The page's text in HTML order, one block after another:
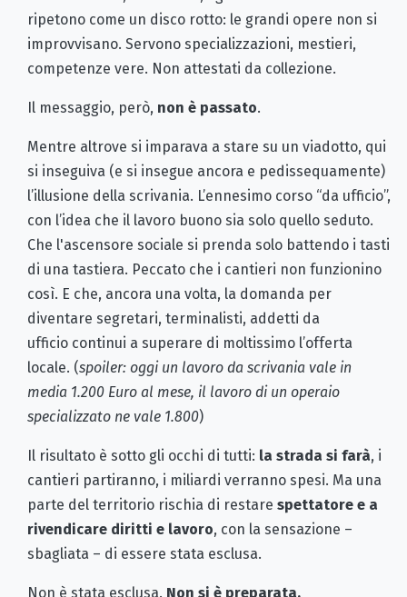
ripetono come un disco rotto: le grandi opere non si
improvvisano. Servono specializzazioni, mestieri,
competenze vere. Non attestati da collezione.
Il messaggio, però, non è passato.
Mentre altrove si imparava a stare su un viadotto, qui
si inseguiva (e si insegue ancora e pedissequamente)
l’illusione della scrivania. L’ennesimo corso “da ufficio”,
con l’idea che il lavoro buono sia solo quello seduto.
Che l'ascensore sociale si prenda solo battendo i tasti
di una tastiera. Peccato che i cantieri non funzionino
così. E che, ancora una volta, la domanda per
diventare segretari, terminalisti, addetti da
ufficio continui a superare di moltissimo l’offerta
locale. (spoiler: oggi un lavoro da scrivania vale in
media 1.200 Euro al mese, il lavoro di un operaio
specializzato ne vale 1.800)
Il risultato è sotto gli occhi di tutti: la strada si farà, i
cantieri partiranno, i miliardi verranno spesi. Ma una
parte del territorio rischia di restare spettatore e a
rivendicare diritti e lavoro, con la sensazione –
sbagliata – di essere stata esclusa.
Non è stata esclusa. Non si è preparata.